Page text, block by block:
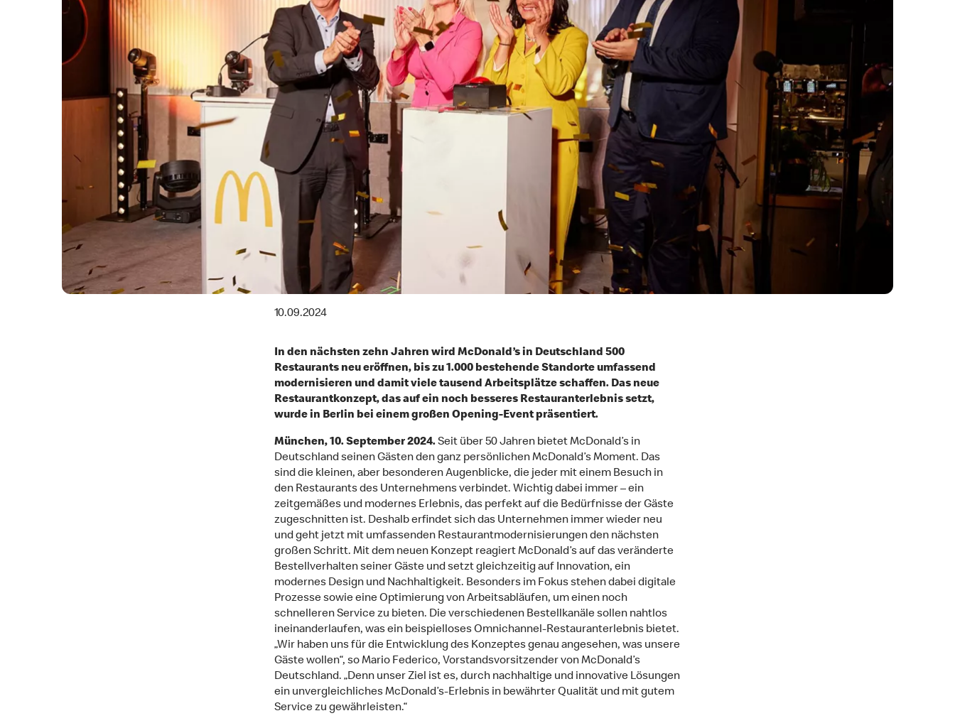
10.09.2024
In den nächsten zehn Jahren wird McDonald’s in Deutschland 500
Restaurants neu eröffnen, bis zu 1.000 bestehende Standorte umfassend
modernisieren und damit viele tausend Arbeitsplätze schaffen. Das neue
Restaurantkonzept, das auf ein noch besseres Restauranterlebnis setzt,
wurde in Berlin bei einem großen Opening-Event präsentiert.
München, 10. September 2024.Seit über 50 Jahren bietet McDonald’s in
Deutschland seinen Gästen den ganz persönlichen McDonald’s Moment. Das
sind die kleinen, aber besonderen Augenblicke, die jeder mit einem Besuch in
den Restaurants des Unternehmens verbindet. Wichtig dabei immer – ein
zeitgemäßes und modernes Erlebnis, das perfekt auf die Bedürfnisse der Gäste
zugeschnitten ist. Deshalb erfindet sich das Unternehmen immer wieder neu
und geht jetzt mit umfassenden Restaurantmodernisierungen den nächsten
großen Schritt. Mit dem neuen Konzept reagiert McDonald’s auf das veränderte
Bestellverhalten seiner Gäste und setzt gleichzeitig auf Innovation, ein
modernes Design und Nachhaltigkeit. Besonders im Fokus stehen dabei digitale
Prozesse sowie eine Optimierung von Arbeitsabläufen, um einen noch
schnelleren Service zu bieten. Die verschiedenen Bestellkanäle sollen nahtlos
ineinanderlaufen, was ein beispielloses Omnichannel-Restauranterlebnis bietet.
„Wir haben uns für die Entwicklung des Konzeptes genau angesehen, was unsere
Gäste wollen“, so Mario Federico, Vorstandsvorsitzender von McDonald’s
Deutschland. „Denn unser Ziel ist es, durch nachhaltige und innovative Lösungen
ein unvergleichliches McDonald’s-Erlebnis in bewährter Qualität und mit gutem
Service zu gewährleisten.“